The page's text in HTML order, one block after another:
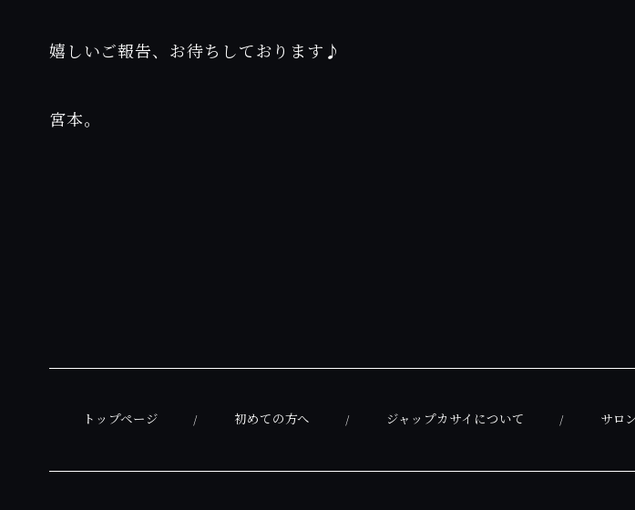
嬉しいご報告、お待ちしております♪
宮本。
トップページ 初めての方へ ジャップカサイについて サロ